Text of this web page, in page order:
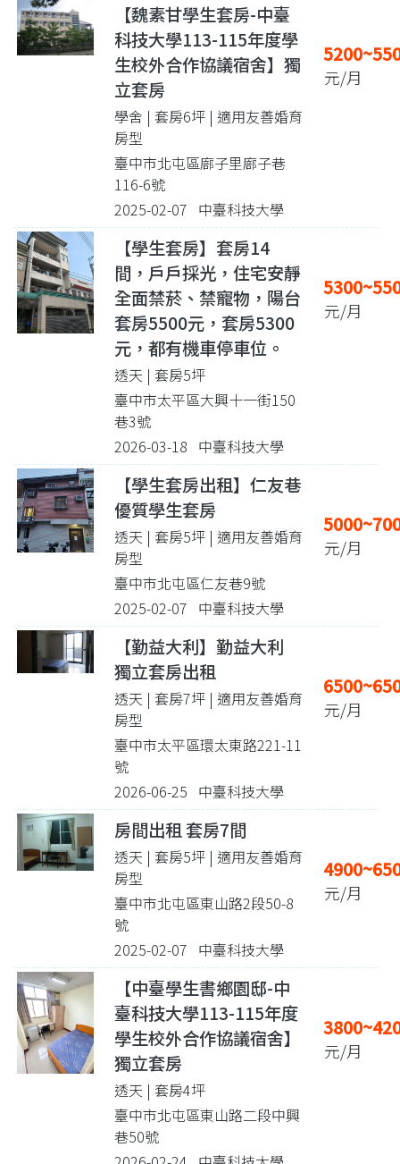
【魏素甘學生套房-中臺
科技大學113-115年度學
生校外合作協議宿舍】獨
立套房
學舍 | 套房6坪 | 適用友善婚育
房型
臺中市北屯區廍子里廍子巷
116-6號
2025-02-07 中臺科技大學
元/月
【學生套房】套房14
間，戶戶採光，住宅安靜
全面禁菸、禁寵物，陽台
套房5500元，套房5300
元，都有機車停車位。
透天 | 套房5坪
臺中市太平區大興十一街150
巷3號
2026-03-18 中臺科技大學
元/月
【學生套房出租】仁友巷
優質學生套房
透天 | 套房5坪 | 適用友善婚育
房型
臺中市北屯區仁友巷9號
2025-02-07 中臺科技大學
元/月
【勤益大利】勤益大利
獨立套房出租
透天 | 套房7坪 | 適用友善婚育
房型
臺中市太平區環太東路221-11
號
2026-06-25 中臺科技大學
元/月
房間出租 套房7間
透天 | 套房5坪 | 適用友善婚育
房型
臺中市北屯區東山路2段50-8
號
2025-02-07 中臺科技大學
元/月
【中臺學生書鄉園邸-中
臺科技大學113-115年度
學生校外合作協議宿舍】
獨立套房
透天 | 套房4坪
臺中市北屯區東山路二段中興
巷50號
元/月